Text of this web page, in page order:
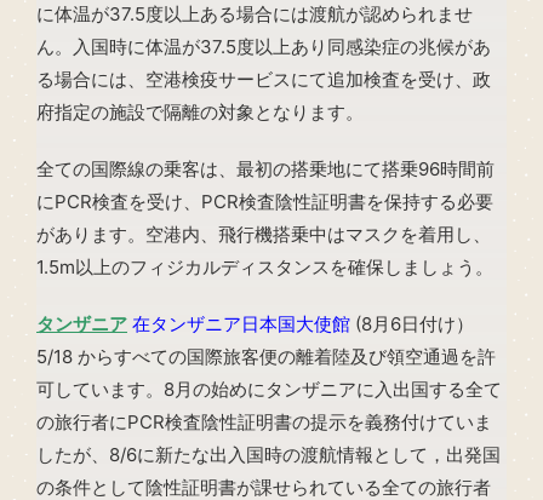
に体温が37.5度以上ある場合には渡航が認められませ
ん。入国時に体温が37.5度以上あり同感染症の兆候があ
る場合には、空港検疫サービスにて追加検査を受け、政
府指定の施設で隔離の対象となります。
全ての国際線の乗客は、最初の搭乗地にて搭乗96時間前
にPCR検査を受け、PCR検査陰性証明書を保持する必要
があります。空港内、飛行機搭乗中はマスクを着用し、
1.5m以上のフィジカルディスタンスを確保しましょう。
タンザニア 在タンザニア日本国大使館 (8月6日付け）
5/18 からすべての国際旅客便の離着陸及び領空通過を許
可しています。8月の始めにタンザニアに入出国する全て
の旅行者にPCR検査陰性証明書の提示を義務付けていま
したが、8/6に新たな出入国時の渡航情報として，出発国
の条件として陰性証明書が課せられている全ての旅行者